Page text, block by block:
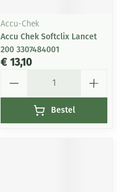
Accu-Chek
Accu Chek Softclix Lancet
200 3307484001
€ 13,10
Bestel